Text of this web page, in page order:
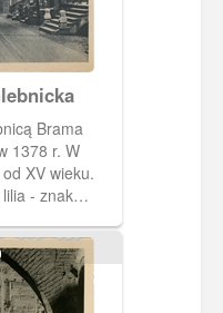
Brama
1378 r. W
XV wieku.
- znak